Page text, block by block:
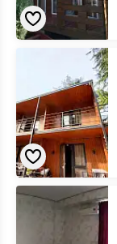
гостиница
карте
1-
комнатная